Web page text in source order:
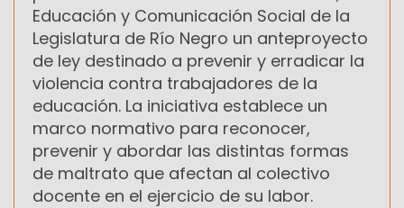
Educación y Comunicación Social de la
Legislatura de Río Negro un anteproyecto
de ley destinado a prevenir y erradicar la
violencia contra trabajadores de la
educación. La iniciativa establece un
marco normativo para reconocer,
prevenir y abordar las distintas formas
de maltrato que afectan al colectivo
docente en el ejercicio de su labor.